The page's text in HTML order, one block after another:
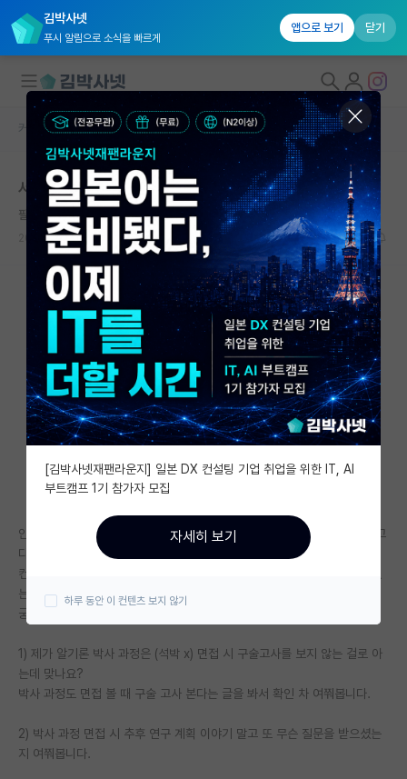
김박사넷
푸시 알림으로 소식을 빠르게
앱으로 보기 닫기
대학원생 모집
국내대학원 정보
연구실&오픈랩
커뮤니티
커뮤니티 홈
전체글보기
베스트 게시판
IF 명예의전당
자유 게시판(아무개랩)
미국 유학 게시판
미국 대학원 합격 후기 게시판
대학원생 모집 게시판
연구실(PI) 홍보 게시판
석박사 채용 정보 게시판
임용 정보 게시판
학부 인턴 게시판
커뮤니티 홈 자유 게시판(아무개랩)
서울대학교 박사 면접
팔팔한 버트런드 러셀
2023.10.09 4 4519
안녕하세요, 서울대학교 재료공학부 24년도 박사 과정 전기 입학 원서 넣고
다음 주 면접 기다리고 있는 학생입니다.
컨택은 완료되었는데 면접 관련해서 여쭤볼 선배들도 없고, 정보도 거의 없
는 것 같아 글 남기게 되었습니다.
궁금한 점은 3가지 입니다.
1) 제가 알기론 박사 과정은 (석박 x) 면접 시 구술고사를 보지 않는 걸로 아
는데 맞나요?
박사 과정도 면접 볼 때 구술 고사 본다는 글을 봐서 확인 차 여쭤봅니다.
2) 박사 과정 면접 시 추후 연구 계획 이야기 말고 또 무슨 질문을 받으셨는
지 여쭤봅니다.
[김박사넷재팬라운지] 일본 DX 컨설팅 기업 취업을 위한 IT, AI
부트캠프 1기 참가자 모집
자세히 보기
하루 동안 이 컨텐츠 보지 않기